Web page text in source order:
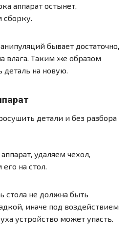
аппарат остынет,
сборку.
бывает достаточно,
влага. Таким же образом
деталь на новую.
детали и без разбора
удаляем чехол,
на стол.
стола не должна быть
иначе под воздействием
устройство может упасть.